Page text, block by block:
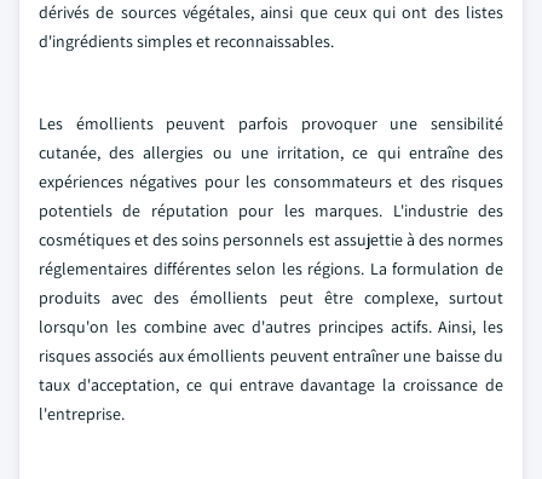
dérivés de sources végétales, ainsi que ceux qui ont des listes
d'ingrédients simples et reconnaissables.
Les émollients peuvent parfois provoquer une sensibilité
cutanée, des allergies ou une irritation, ce qui entraîne des
expériences négatives pour les consommateurs et des risques
potentiels de réputation pour les marques. L'industrie des
cosmétiques et des soins personnels est assujettie à des normes
réglementaires différentes selon les régions. La formulation de
produits avec des émollients peut être complexe, surtout
lorsqu'on les combine avec d'autres principes actifs. Ainsi, les
risques associés aux émollients peuvent entraîner une baisse du
taux d'acceptation, ce qui entrave davantage la croissance de
l'entreprise.